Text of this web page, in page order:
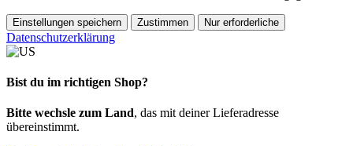
Einstellungen speichern Zustimmen Nur erforderliche
Datenschutzerklärung
Bist du im richtigen Shop?
Bitte wechsle zum Land, das mit deiner Lieferadresse
übereinstimmt.